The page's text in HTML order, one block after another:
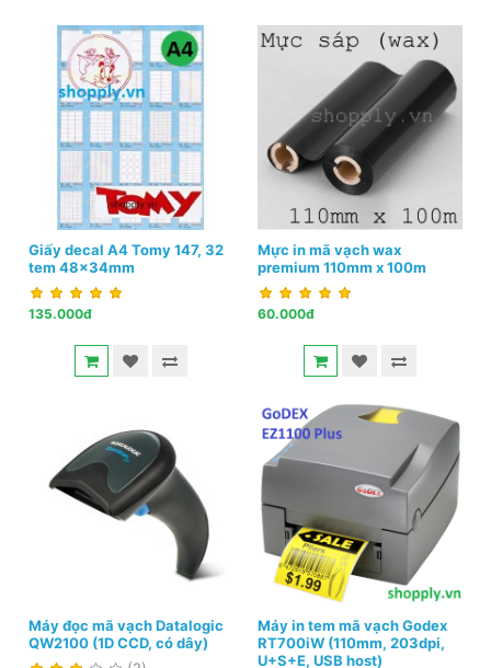
Giấy decal A4 Tomy 147, 32
tem 48x34mm
135.000đ
Mực in mã vạch wax
premium 110mm x 100m
60.000đ
Máy đọc mã vạch Datalogic
QW2100 (1D CCD, có dây)
Máy in tem mã vạch Godex
RT700iW (110mm, 203dpi,
U+S+E, USB host)